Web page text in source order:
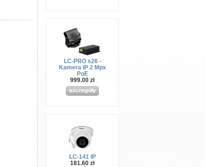
LC-PRO s26 -
Kamera IP 2 Mpx
PoE
999.00 zł
LC-141 IP
181.60 zł